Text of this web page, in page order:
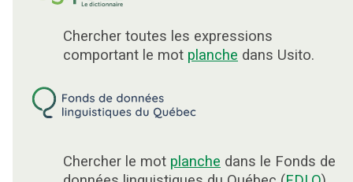
Chercher toutes les expressions
comportant le mot planche dans Usito.
Chercher le mot planche dans le Fonds de